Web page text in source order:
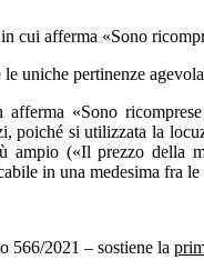
cui afferma «Sono
uniche pertinenze
«Sono ricomprese
poiché si utilizzata la
ampio («Il prezzo della
in una medesima fra
566/2021 – sostiene la